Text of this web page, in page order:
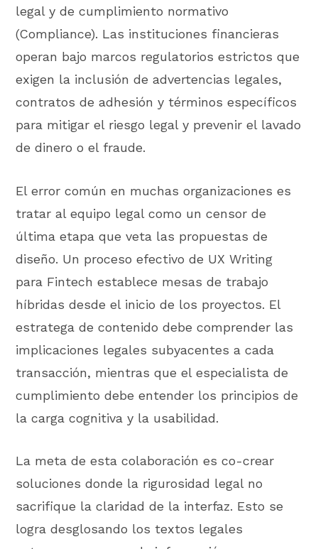
legal y de cumplimiento normativo
(Compliance). Las instituciones financieras
operan bajo marcos regulatorios estrictos que
exigen la inclusión de advertencias legales,
contratos de adhesión y términos específicos
para mitigar el riesgo legal y prevenir el lavado
de dinero o el fraude.
El error común en muchas organizaciones es
tratar al equipo legal como un censor de
última etapa que veta las propuestas de
diseño. Un proceso efectivo de UX Writing
para Fintech establece mesas de trabajo
híbridas desde el inicio de los proyectos. El
estratega de contenido debe comprender las
implicaciones legales subyacentes a cada
transacción, mientras que el especialista de
cumplimiento debe entender los principios de
la carga cognitiva y la usabilidad.
La meta de esta colaboración es co-crear
soluciones donde la rigurosidad legal no
sacrifique la claridad de la interfaz. Esto se
logra desglosando los textos legales